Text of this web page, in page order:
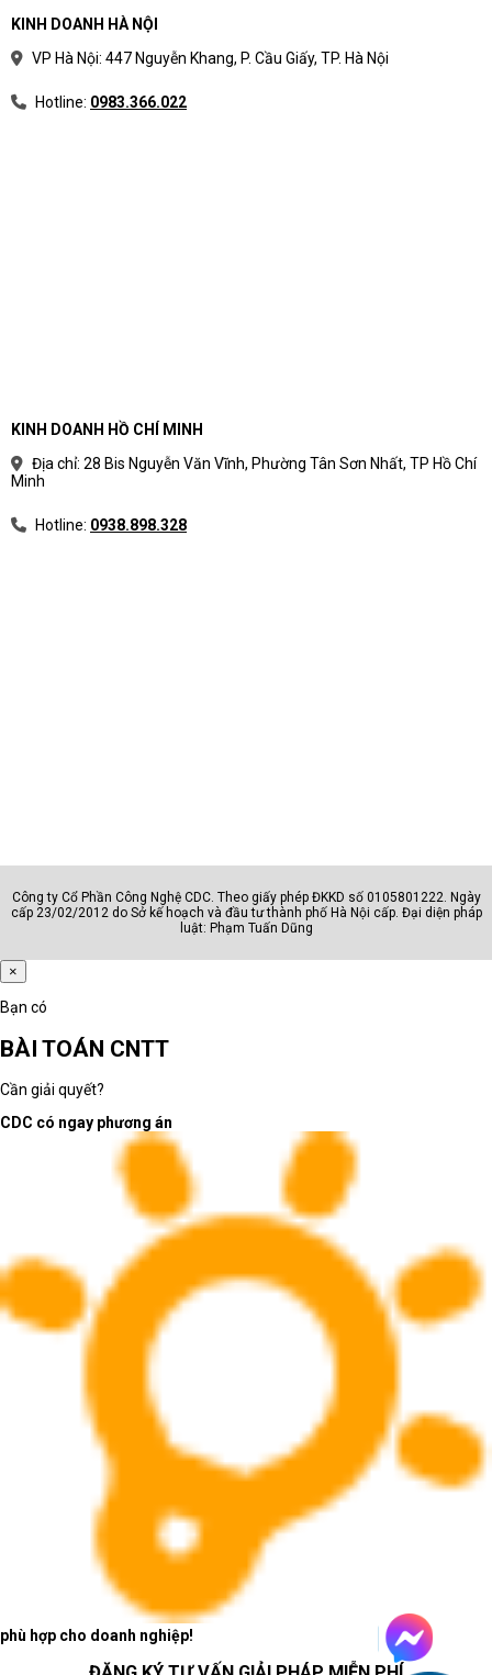
KINH DOANH HÀ NỘI
VP Hà Nội: 447 Nguyễn Khang, P. Cầu Giấy, TP. Hà Nội
Hotline: 0983.366.022
KINH DOANH HỒ CHÍ MINH
Địa chỉ: 28 Bis Nguyễn Văn Vĩnh, Phường Tân Sơn Nhất, TP Hồ Chí
Minh
Hotline: 0938.898.328
Công ty Cổ Phần Công Nghệ CDC. Theo giấy phép ĐKKD số 0105801222. Ngày
cấp 23/02/2012 do Sở kế hoạch và đầu tư thành phố Hà Nội cấp. Đại diện pháp
luật: Phạm Tuấn Dũng
×
Bạn có
BÀI TOÁN CNTT
Cần giải quyết?
CDC có ngay phương án
phù hợp cho doanh nghiệp!